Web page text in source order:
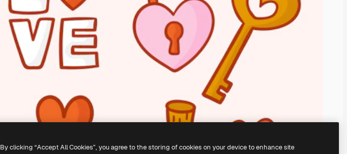
By clicking “Accept All Cookies”, you agree to the storing of cookies on your device to enhance site